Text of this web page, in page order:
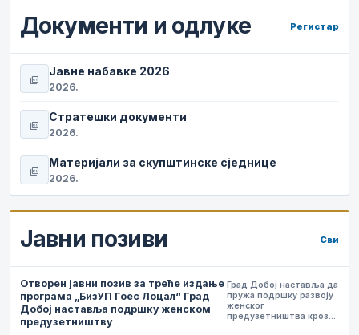
Документи и одлуке Регистар
picture_as_pdf
Јавне набавке 2026
2026.
picture_as_pdf
Стратешки документи
2026.
picture_as_pdf
Материјали за скупштинске сједнице
2026.
Јавни позиви Сви
Отворен јавни позив за треће издање
програма „БизУП Гоес Лоцал“ Град
Добој наставља подршку женском
предузетништву
Град Добој наставља да
пружа подршку развоју
женског
предузетништва кроз…